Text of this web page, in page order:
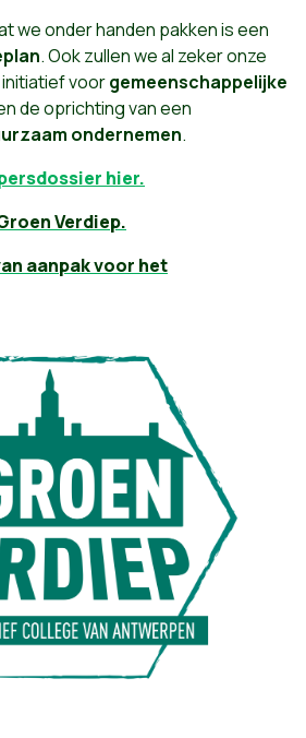
we onder handen pakken is een
. Ook zullen we al zeker onze
voorgemeenschappelijke
de oprichting van een
ondernemen.
hier.
Verdiep.
aanpak voor het